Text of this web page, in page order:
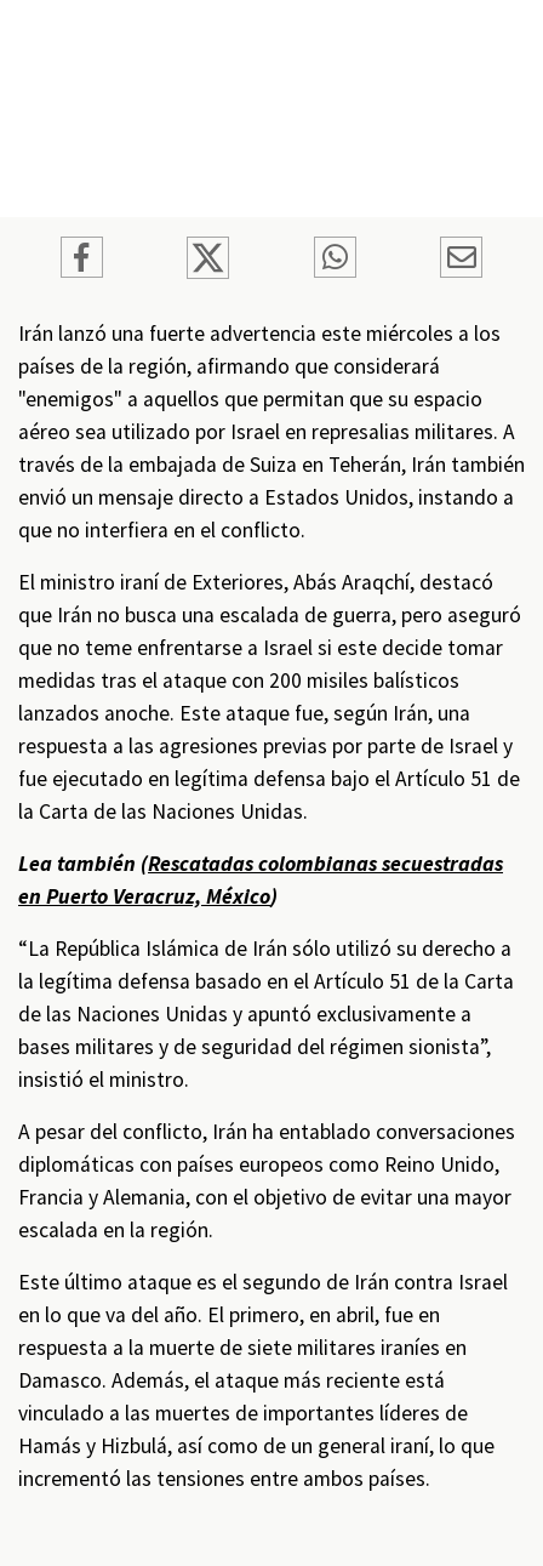
Irán lanzó una fuerte advertencia este miércoles a los
países de la región, afirmando que considerará
"enemigos" a aquellos que permitan que su espacio
aéreo sea utilizado por Israel en represalias militares. A
través de la embajada de Suiza en Teherán, Irán también
envió un mensaje directo a Estados Unidos, instando a
que no interfiera en el conflicto.
El ministro iraní de Exteriores, Abás Araqchí, destacó
que Irán no busca una escalada de guerra, pero aseguró
que no teme enfrentarse a Israel si este decide tomar
medidas tras el ataque con 200 misiles balísticos
lanzados anoche. Este ataque fue, según Irán, una
respuesta a las agresiones previas por parte de Israel y
fue ejecutado en legítima defensa bajo el Artículo 51 de
la Carta de las Naciones Unidas.
Lea también (Rescatadas colombianas secuestradas
en Puerto Veracruz, México)
“La República Islámica de Irán sólo utilizó su derecho a
la legítima defensa basado en el Artículo 51 de la Carta
de las Naciones Unidas y apuntó exclusivamente a
bases militares y de seguridad del régimen sionista”,
insistió el ministro.
A pesar del conflicto, Irán ha entablado conversaciones
diplomáticas con países europeos como Reino Unido,
Francia y Alemania, con el objetivo de evitar una mayor
escalada en la región.
Este último ataque es el segundo de Irán contra Israel
en lo que va del año. El primero, en abril, fue en
respuesta a la muerte de siete militares iraníes en
Damasco. Además, el ataque más reciente está
vinculado a las muertes de importantes líderes de
Hamás y Hizbulá, así como de un general iraní, lo que
incrementó las tensiones entre ambos países.